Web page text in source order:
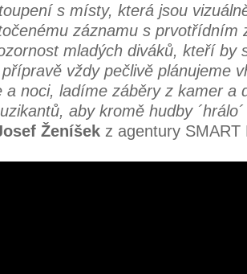
s místy, která jsou
záznamu s prvotřídním
mladých diváků, kteří by
vždy pečlivě plánujeme
a noci, ladíme záběry z kamer a
aby kromě hudby
Ženíšek z agentury